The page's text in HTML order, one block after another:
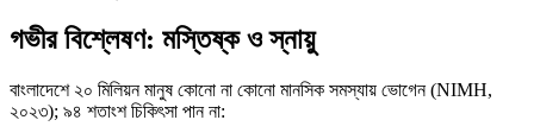
গভীর বিশ্লেষণ: মস্তিষ্ক ও স্নায়ু
বাংলাদেশে ২০ মিলিয়ন মানুষ কোনো না কোনো মানসিক সমস্যায় ভোগেন (NIMH,
২০২৩); ৯৪ শতাংশ চিকিৎসা পান না: